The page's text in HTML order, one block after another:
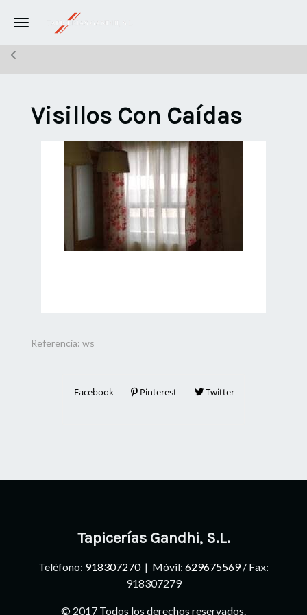
Toggle navigation
Visillos Con Caídas
Referencia: ws
Facebook Pinterest Twitter
Tapicerías Gandhi, S.L.
Teléfono: 918307270 | Móvil: 629675569/ Fax:
918307279
© 2017 Todos los derechos reservados.